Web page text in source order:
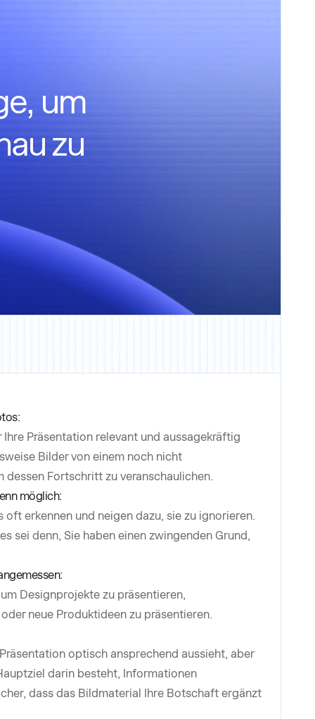
um
zu
Ihre Präsentation relevant und aussagekräftig
Bilder von einem noch nicht
dessen Fortschritt zu veranschaulichen.
möglich:
erkennen und neigen dazu, sie zu ignorieren.
sei denn, Sie haben einen zwingenden Grund,
Designprojekte zu präsentieren,
neue Produktideen zu präsentieren.
optisch ansprechend aussieht, aber
darin besteht, Informationen
dass das Bildmaterial Ihre Botschaft ergänzt